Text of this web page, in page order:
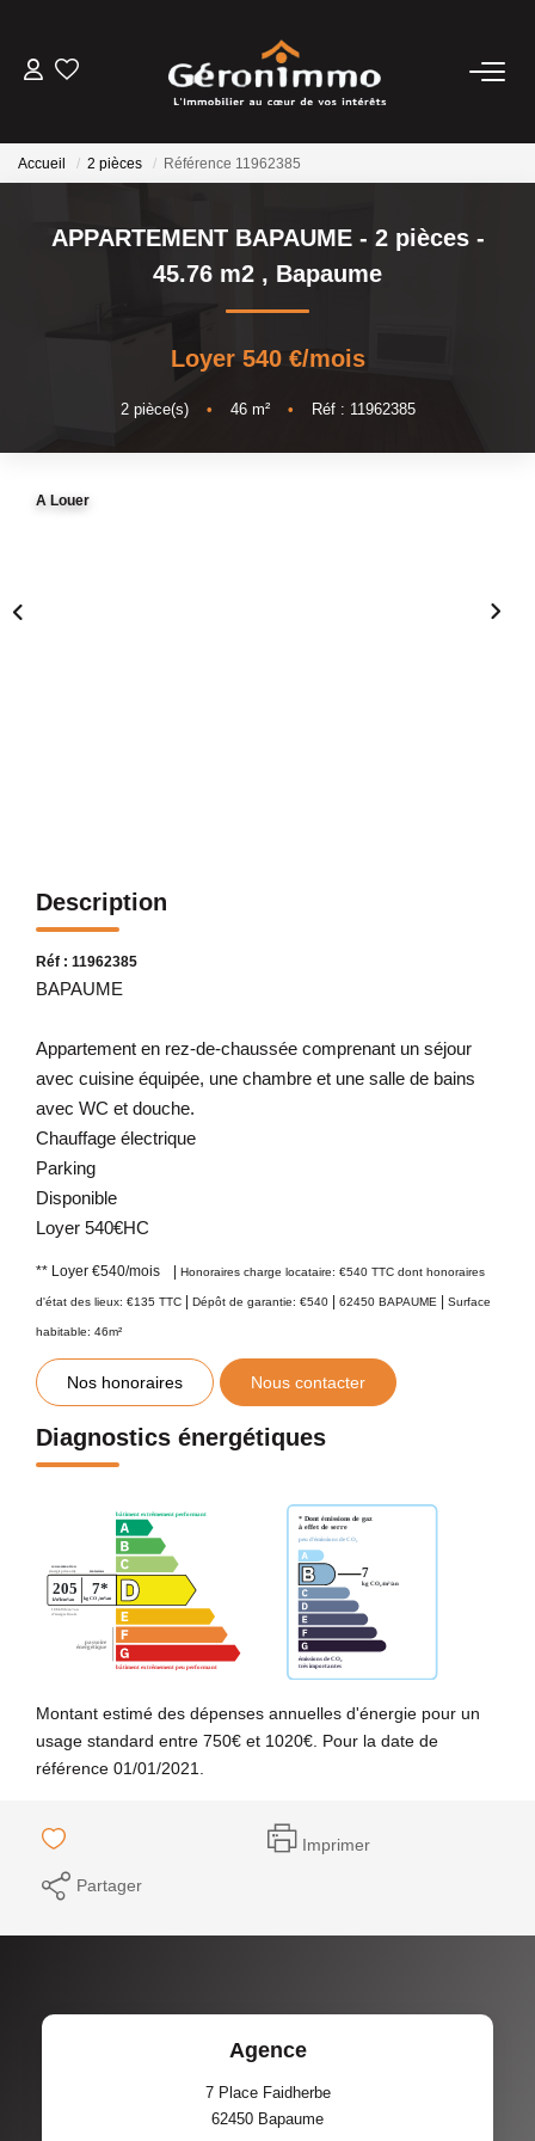
GESTION LOCATIVE
NOTRE AGENCE
Accueil 2 pièces Référence 11962385
APPARTEMENT BAPAUME - 2 pièces -
45.76 m2 , Bapaume
Loyer 540 €/mois
2pièce(s) • 46m² • Réf : 11962385
A Louer
Description
Réf : 11962385
BAPAUME
Appartement en rez-de-chaussée comprenant un séjour
avec cuisine équipée, une chambre et une salle de bains
avec WC et douche.
Chauffage électrique
Parking
Disponible
Loyer 540€HC
** Loyer €540/mois | Honoraires charge locataire: €540 TTC dont honoraires
d'état des lieux: €135 TTC | Dépôt de garantie: €540 | 62450 BAPAUME | Surface
habitable: 46m²
Nos honoraires Nous contacter
Diagnostics énergétiques
Montant estimé des dépenses annuelles d'énergie pour un
usage standard entre 750€ et 1020€. Pour la date de
référence 01/01/2021.
Imprimer
Partager
Agence
7 Place Faidherbe
62450 Bapaume